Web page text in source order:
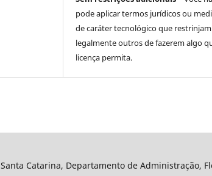
pode aplicar termos jurídicos ou
de caráter tecnológico que restrinjam
legalmente outros de fazerem algo
licença permita.
Catarina, Departamento de Administração,